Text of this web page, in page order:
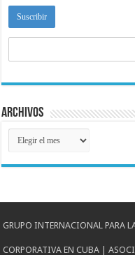
Archivos
Archivos
GRUPO INTERNACIONAL PARA
CORPORATIVA EN CUBA |